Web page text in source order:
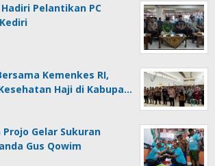
Pelantikan PC
Kemenkes RI,
Haji di Kabupa…
Gelar Sukuran
Gus Qowim